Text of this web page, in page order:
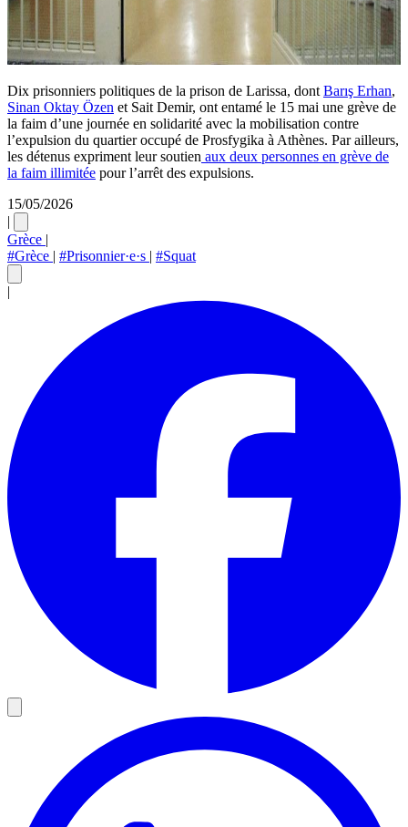
Dix prisonniers politiques de la prison de Larissa, dont Barış Erhan,
Sinan Oktay Özen et Sait Demir, ont entamé le 15 mai une grève de
la faim d’une journée en solidarité avec la mobilisation contre
l’expulsion du quartier occupé de Prosfygika à Athènes. Par ailleurs,
les détenus expriment leur soutien aux deux personnes en grève de
la faim illimitée pour l’arrêt des expulsions.
15/05/2026
|
Grèce |
#Grèce | #Prisonnier·e·s | #Squat
|